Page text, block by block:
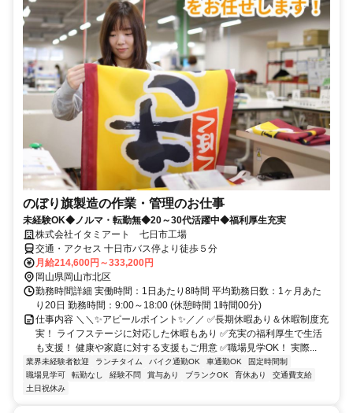
のぼり旗製造の作業・管理のお仕事
未経験OK◆ノルマ・転勤無◆20～30代活躍中◆福利厚生充実
株式会社イタミアート 七日市工場
交通・アクセス 十日市バス停より徒歩５分
月給214,600円～333,200円
岡山県岡山市北区
勤務時間詳細 実働時間：1日あたり8時間 平均勤務日数：1ヶ月あた
り20日 勤務時間：9:00～18:00 (休憩時間 1時間00分)
仕事内容 ＼＼✨アピールポイント✨／／ ✅長期休暇あり＆休暇制度充
実！ ライフステージに対応した休暇もあり ✅充実の福利厚生で生活
も支援！ 健康や家庭に対する支援もご用意 ✅職場見学OK！ 実際...
業界未経験者歓迎 ランチタイム バイク通勤OK 車通勤OK
固定時間制
職場見学可
転勤なし 経験不問 賞与あり ブランクOK 育休あり
交通費支給
土日祝休み